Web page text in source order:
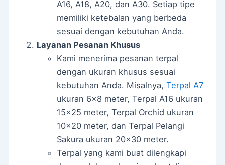
A16, A18, A20, dan A30. Setiap tipe
memiliki ketebalan yang berbeda
sesuai dengan kebutuhan Anda.
Layanan Pesanan Khusus
Kami menerima pesanan terpal
dengan ukuran khusus sesuai
kebutuhan Anda. Misalnya,Terpal A7
ukuran 6×8 meter, Terpal A16 ukuran
15×25 meter, Terpal Orchid ukuran
10×20 meter, dan Terpal Pelangi
Sakura ukuran 20×30 meter.
Terpal yang kami buat dilengkapi